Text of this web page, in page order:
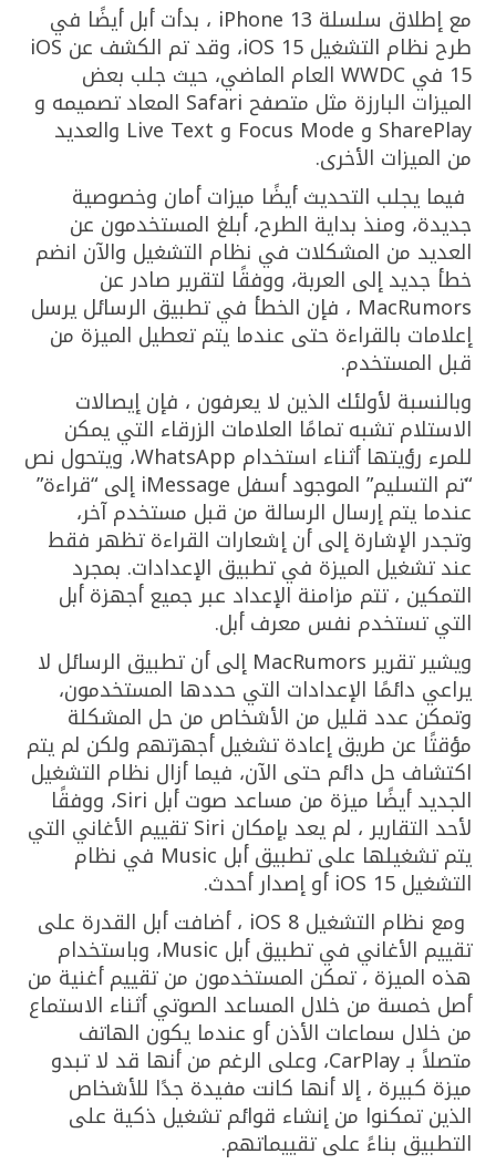
مع إطلاق سلسلة iPhone 13 ، بدأت أبل أيضًا في
طرح نظام التشغيل iOS 15، وقد تم الكشف عن iOS
15 في WWDC العام الماضي، حيث جلب بعض
الميزات البارزة مثل متصفح Safari المعاد تصميمه و
SharePlay و Focus Mode و Live Text والعديد
من الميزات الأخرى.
فيما يجلب التحديث أيضًا ميزات أمان وخصوصية
جديدة، ومنذ بداية الطرح، أبلغ المستخدمون عن
العديد من المشكلات في نظام التشغيل والآن انضم
خطأ جديد إلى العربة، ووفقًا لتقرير صادر عن
MacRumors ، فإن الخطأ في تطبيق الرسائل يرسل
إعلامات بالقراءة حتى عندما يتم تعطيل الميزة من
قبل المستخدم.
وبالنسبة لأولئك الذين لا يعرفون ، فإن إيصالات
الاستلام تشبه تمامًا العلامات الزرقاء التي يمكن
للمرء رؤيتها أثناء استخدام WhatsApp، ويتحول نص
“تم التسليم” الموجود أسفل iMessage إلى “قراءة”
عندما يتم إرسال الرسالة من قبل مستخدم آخر،
وتجدر الإشارة إلى أن إشعارات القراءة تظهر فقط
عند تشغيل الميزة في تطبيق الإعدادات. بمجرد
التمكين ، تتم مزامنة الإعداد عبر جميع أجهزة أبل
التي تستخدم نفس معرف أبل.
ويشير تقرير MacRumors إلى أن تطبيق الرسائل لا
يراعي دائمًا الإعدادات التي حددها المستخدمون،
وتمكن عدد قليل من الأشخاص من حل المشكلة
مؤقتًا عن طريق إعادة تشغيل أجهزتهم ولكن لم يتم
اكتشاف حل دائم حتى الآن، فيما أزال نظام التشغيل
الجديد أيضًا ميزة من مساعد صوت أبل Siri، ووفقًا
لأحد التقارير ، لم يعد بإمكان Siri تقييم الأغاني التي
يتم تشغيلها على تطبيق أبل Music في نظام
التشغيل iOS 15 أو إصدار أحدث.
ومع نظام التشغيل iOS 8 ، أضافت أبل القدرة على
تقييم الأغاني في تطبيق أبل Music، وباستخدام
هذه الميزة ، تمكن المستخدمون من تقييم أغنية من
أصل خمسة من خلال المساعد الصوتي أثناء الاستماع
من خلال سماعات الأذن أو عندما يكون الهاتف
متصلاً بـ CarPlay، وعلى الرغم من أنها قد لا تبدو
ميزة كبيرة ، إلا أنها كانت مفيدة جدًا للأشخاص
الذين تمكنوا من إنشاء قوائم تشغيل ذكية على
التطبيق بناءً على تقييماتهم.